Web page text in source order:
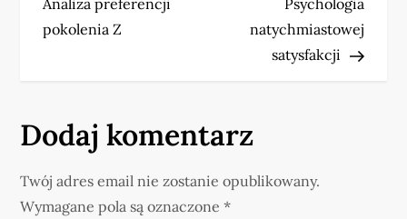
i
c
j
pokolenia Z
natychmiastowej
satysfakcji
Dodaj komentarz
Twój adres email nie zostanie opublikowany.
Wymagane pola są oznaczone*